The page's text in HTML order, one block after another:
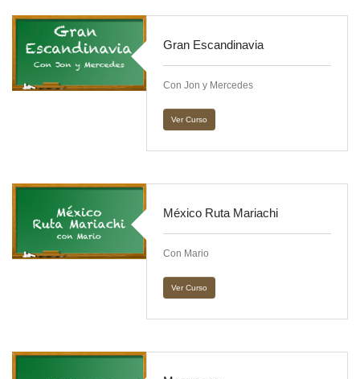
Gran Escandinavia
Con Jon y Mercedes
Ver Curso
México Ruta Mariachi
Con Mario
Ver Curso